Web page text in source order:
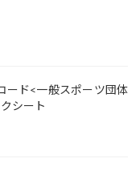
ード<一般スポーツ団体
シート